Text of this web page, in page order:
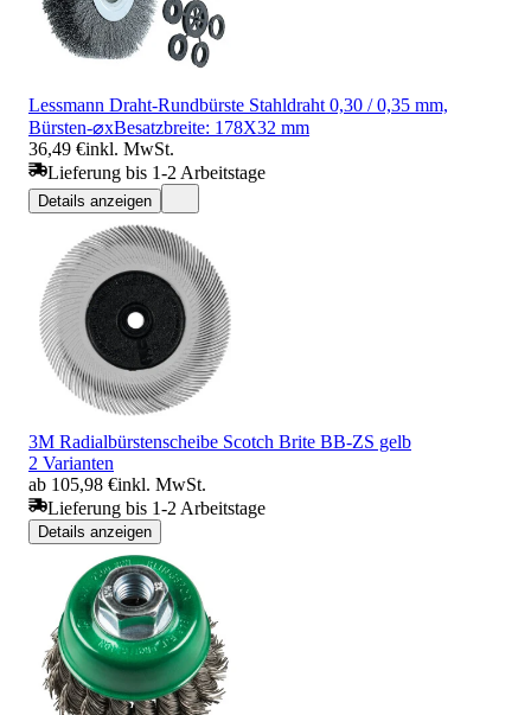
Lessmann Draht-Rundbürste Stahldraht 0,30 / 0,35 mm,
Bürsten-⌀xBesatzbreite: 178X32 mm
36,49 €inkl. MwSt.
Lieferung bis 1-2 Arbeitstage
Details anzeigen
3M Radialbürstenscheibe Scotch Brite BB-ZS gelb
2 Varianten
ab 105,98 €inkl. MwSt.
Lieferung bis 1-2 Arbeitstage
Details anzeigen